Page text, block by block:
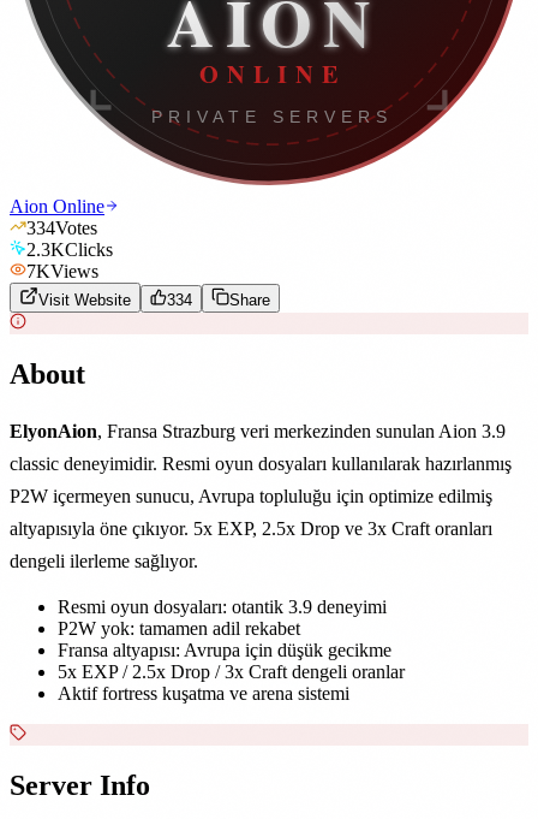
Aion Online
334Votes
2.3KClicks
7KViews
Visit Website 334 Share
About
ElyonAion, Fransa Strazburg veri merkezinden sunulan Aion 3.9
classic deneyimidir. Resmi oyun dosyaları kullanılarak hazırlanmış
P2W içermeyen sunucu, Avrupa topluluğu için optimize edilmiş
altyapısıyla öne çıkıyor. 5x EXP, 2.5x Drop ve 3x Craft oranları
dengeli ilerleme sağlıyor.
Resmi oyun dosyaları: otantik 3.9 deneyimi
P2W yok: tamamen adil rekabet
Fransa altyapısı: Avrupa için düşük gecikme
5x EXP / 2.5x Drop / 3x Craft dengeli oranlar
Aktif fortress kuşatma ve arena sistemi
Server Info